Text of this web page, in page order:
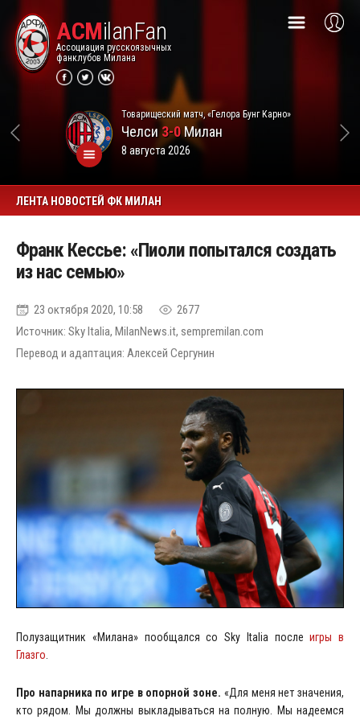
ACMilanFan
Ассоциация русскоязычных
фанклубов Милана
Товарищеский матч, «Гелора Бунг Карно»
Челси3-0Милан
8 августа 2026
ЛЕНТА НОВОСТЕЙ ФК МИЛАН
Франк Кессье: «Пиоли попытался создать
из нас семью»
23 октября 2020, 10:58
2677
Источник: Sky Italia, MilanNews.it, sempremilan.com
Перевод и адаптация: Алексей Сергунин
Полузащитник «Милана» пообщался со Sky Italia послеигры в
Глазго
Про напарника по игре в опорной зоне. «Для меня нет значения,
кто рядом. Мы должны выкладываться на полную. Мы надеемся